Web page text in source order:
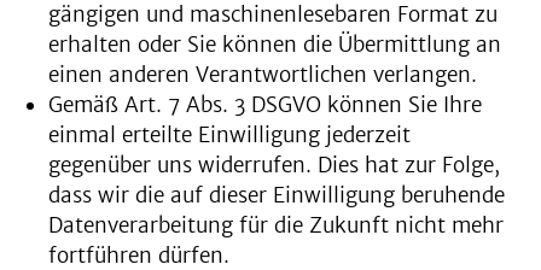
gängigen und maschinenlesebaren Format zu
erhalten oder Sie können die Übermittlung an
einen anderen Verantwortlichen verlangen.
Gemäß Art. 7 Abs. 3 DSGVO können Sie Ihre
einmal erteilte Einwilligung jederzeit
gegenüber uns widerrufen. Dies hat zur Folge,
dass wir die auf dieser Einwilligung beruhende
Datenverarbeitung für die Zukunft nicht mehr
fortführen dürfen.